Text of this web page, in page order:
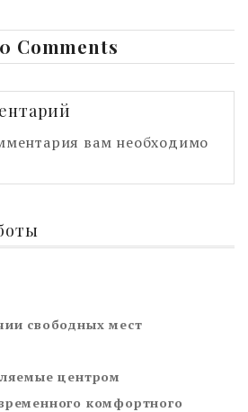
0 Comments
вам необходимо
свободных мест
центром
комфортного